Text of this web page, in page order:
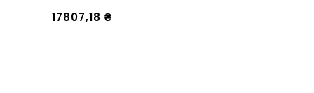
17807,18 ₴